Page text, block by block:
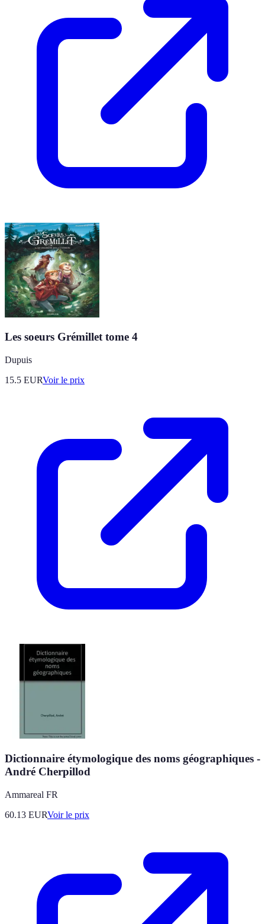
Les soeurs Grémillet tome 4
Dupuis
15.5 EURVoir le prix
Dictionnaire étymologique des noms géographiques -
André Cherpillod
Ammareal FR
60.13 EURVoir le prix